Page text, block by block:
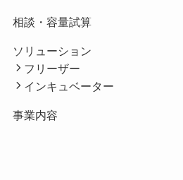
相談・容量試算
ソリューション
フリーザー
インキュベーター
事業内容